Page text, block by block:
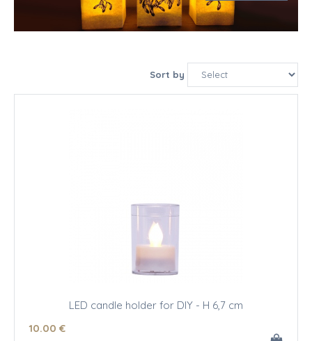
Sort by
LED candle holder for DIY - H 6,7 cm
10.00 €